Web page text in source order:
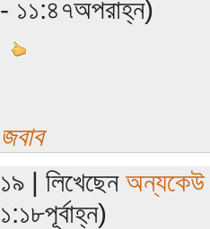
- ১১:৪৭অপরাহ্ন)
জবাব
১৯ | লিখেছেন অন্যকেউ
১:১৮পূর্বাহ্ন)